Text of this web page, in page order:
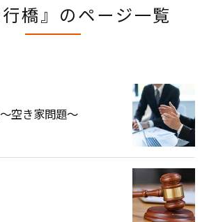
橋』のページ一覧
空き家問題～